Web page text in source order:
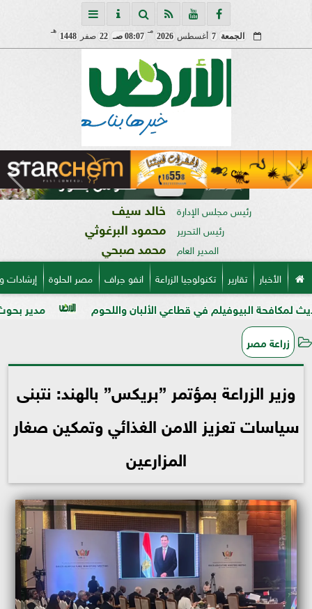
الجمعة 7 أغسطس 2026
مـ
08:07 صـ 22 صفر 1448
هـ
رئيس مجلس الإدارة خالد سيف
رئيس التحرير محمود البرغوثي
المدير العام محمد صبحي
الأخبار تقارير تكنولوجيا الزراعة انفو جراف مصر الحلوة
مدير بحوث أمراض في قطاعي الألبان واللحوم
زراعة مصر
وزير الزراعة بمؤتمر ”بريكس” بالهند: نتبنى
سياسات تعزيز الامن الغذائي وتمكين صغار
المزارعين